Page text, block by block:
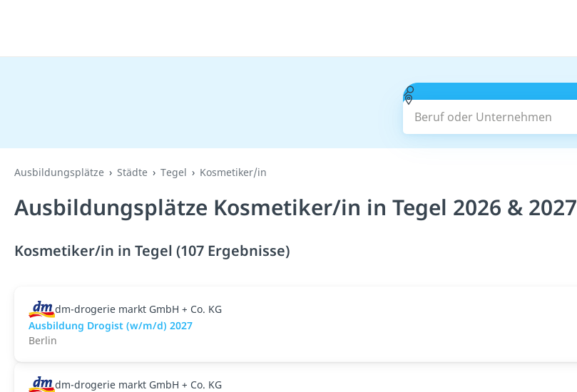
Beruf oder Unternehmen
Ausbildungsplätze Städte Tegel Kosmetiker/in
Ausbildungsplätze Kosmetiker/in in Tegel 2026 & 2027
Kosmetiker/in in Tegel (107 Ergebnisse)
dm-drogerie markt GmbH + Co. KG
Ausbildung Drogist (w/m/d) 2027
Berlin
dm-drogerie markt GmbH + Co. KG